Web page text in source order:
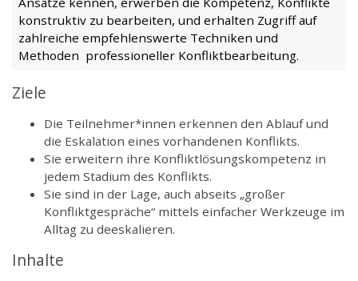
konstruktiv zu bearbeiten, und erhalten Zugriff auf
zahlreiche empfehlenswerte Techniken und
Methoden professioneller Konfliktbearbeitung.
Ziele
Die Teilnehmer*innen erkennen den Ablauf und
die Eskalation eines vorhandenen Konflikts.
Sie erweitern ihre Konfliktlösungskompetenz in
jedem Stadium des Konflikts.
Sie sind in der Lage, auch abseits „großer
Konfliktgespräche“ mittels einfacher Werkzeuge im
Alltag zu deeskalieren.
Inhalte